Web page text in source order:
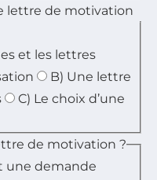
lettre de motivation
et les lettres
B) Une lettre
C) Le choix d’une
de motivation ?
une demande